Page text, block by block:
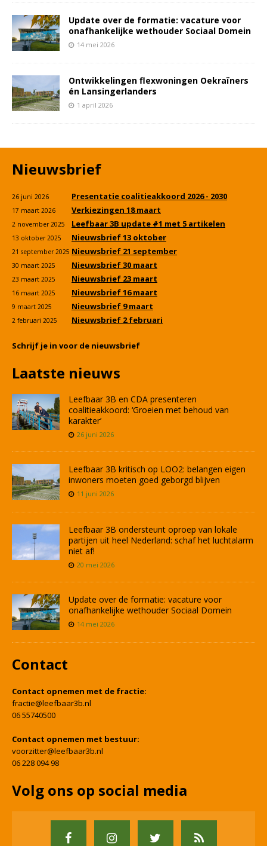
Update over de formatie: vacature voor
onafhankelijke wethouder Sociaal Domein
14 mei 2026
Ontwikkelingen flexwoningen Oekraïners
én Lansingerlanders
1 april 2026
Nieuwsbrief
26 juni 2026 Presentatie coalitieakkoord 2026 - 2030
17 maart 2026 Verkiezingen 18 maart
2 november 2025 Leefbaar 3B update #1 met 5 artikelen
13 oktober 2025 Nieuwsbrief 13 oktober
21 september 2025 Nieuwsbrief 21 september
30 maart 2025 Nieuwsbrief 30 maart
23 maart 2025 Nieuwsbrief 23 maart
16 maart 2025 Nieuwsbrief 16 maart
9 maart 2025 Nieuwsbrief 9 maart
2 februari 2025 Nieuwsbrief 2 februari
Schrijf je in voor de nieuwsbrief
Laatste nieuws
Leefbaar 3B en CDA presenteren
coalitieakkoord: ‘Groeien met behoud van
karakter’
26 juni 2026
Leefbaar 3B kritisch op LOO2: belangen eigen
inwoners moeten goed geborgd blijven
11 juni 2026
Leefbaar 3B ondersteunt oproep van lokale
partijen uit heel Nederland: schaf het luchtalarm
niet af!
20 mei 2026
Update over de formatie: vacature voor
onafhankelijke wethouder Sociaal Domein
14 mei 2026
Contact
Contact opnemen met de fractie:
fractie@leefbaar3b.nl
06 55740500
Contact opnemen met bestuur:
voorzitter@leefbaar3b.nl
06 228 094 98
Volg ons op social media